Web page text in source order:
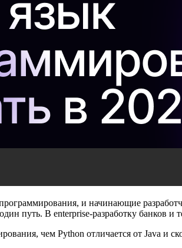
и начинающие
путь. В enterprise-разработку банков
чем Python отличается от Java и